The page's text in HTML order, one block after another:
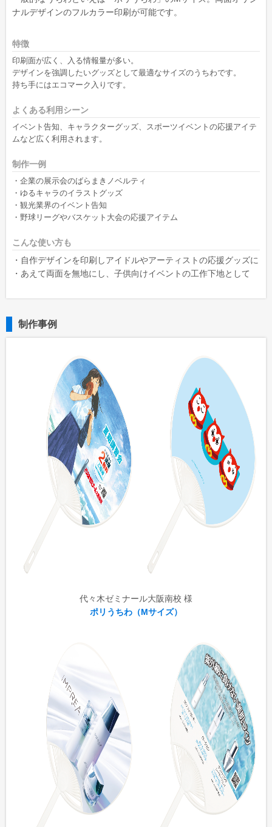
ナルデザインのフルカラー印刷が可能です。
特徴
印刷面が広く、入る情報量が多い。
デザインを強調したいグッズとして最適なサイズのうちわです。
持ち手にはエコマーク入りです。
よくある利用シーン
イベント告知、キャラクターグッズ、スポーツイベントの応援アイテ
ムなど広く利用されます。
制作一例
・企業の展示会のばらまきノベルティ
・ゆるキャラのイラストグッズ
・観光業界のイベント告知
・野球リーグやバスケット大会の応援アイテム
こんな使い方も
・自作デザインを印刷しアイドルやアーティストの応援グッズに
・あえて両面を無地にし、子供向けイベントの工作下地として
制作事例
代々木ゼミナール大阪南校 様
ポリうちわ（Mサイズ）